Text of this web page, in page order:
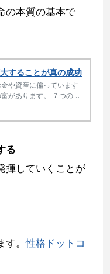
の本質の基本で
することが真の成功
や資産に偏っています
があります。 ７つの富
る
揮していくことが
す。性格ドットコ